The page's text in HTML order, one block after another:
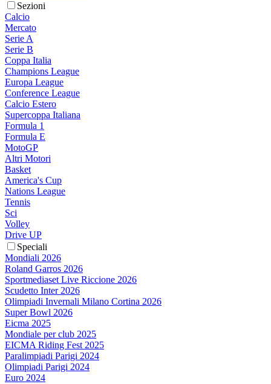
Sezioni
Calcio
Mercato
Serie A
Serie B
Coppa Italia
Champions League
Europa League
Conference League
Calcio Estero
Supercoppa Italiana
Formula 1
Formula E
MotoGP
Altri Motori
Basket
America's Cup
Nations League
Tennis
Sci
Volley
Drive UP
Speciali
Mondiali 2026
Roland Garros 2026
Sportmediaset Live Riccione 2026
Scudetto Inter 2026
Olimpiadi Invernali Milano Cortina 2026
Super Bowl 2026
Eicma 2025
Mondiale per club 2025
EICMA Riding Fest 2025
Paralimpiadi Parigi 2024
Olimpiadi Parigi 2024
Euro 2024